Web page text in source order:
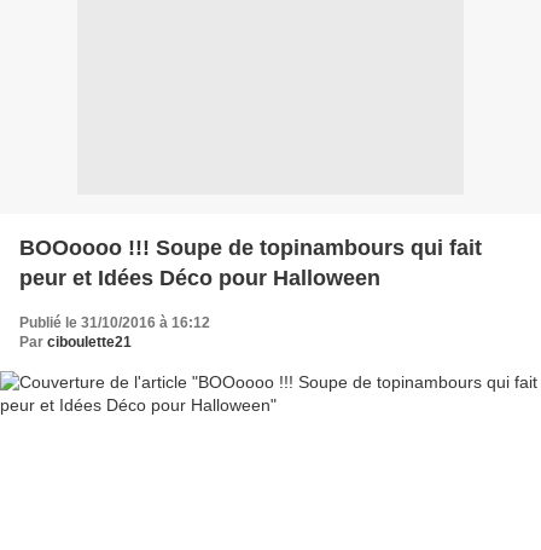
BOOoooo !!! Soupe de topinambours qui fait
peur et Idées Déco pour Halloween
Publié le 31/10/2016 à 16:12
Par ciboulette21